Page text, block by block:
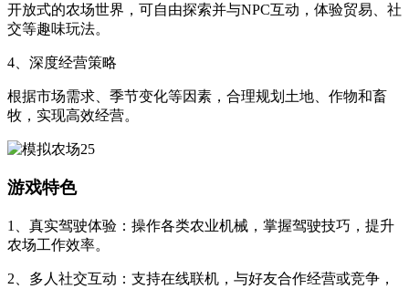
开放式的农场世界，可自由探索并与NPC互动，体验贸易、社
交等趣味玩法。
4、深度经营策略
根据市场需求、季节变化等因素，合理规划土地、作物和畜
牧，实现高效经营。
游戏特色
1、真实驾驶体验：操作各类农业机械，掌握驾驶技巧，提升
农场工作效率。
2、多人社交互动：支持在线联机，与好友合作经营或竞争，